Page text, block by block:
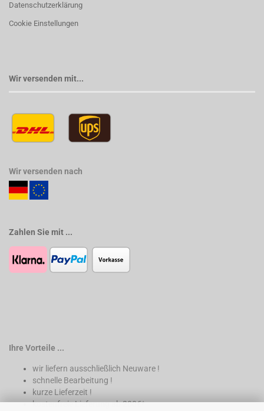
Datenschutzerklärung
Cookie Einstellungen
Wir versenden mit...
Wir versenden nach
Zahlen Sie mit ...
Ihre Vorteile ...
wir liefern ausschließlich Neuware !
schnelle Bearbeitung !
kurze Lieferzeit !
kostenfreie Lieferung ab 200€*